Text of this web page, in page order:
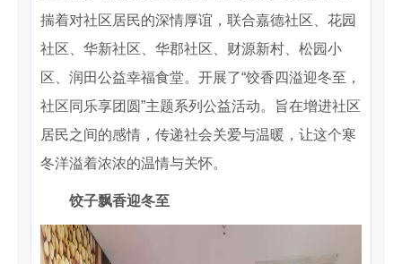
揣着对社区居民的深情厚谊，联合嘉德社区、花园
社区、华新社区、华郡社区、财源新村、松园小
区、润田公益幸福食堂。开展了“饺香四溢迎冬至，
社区同乐享团圆”主题系列公益活动。旨在增进社区
居民之间的感情，传递社会关爱与温暖，让这个寒
冬洋溢着浓浓的温情与关怀。
饺子飘香迎冬至